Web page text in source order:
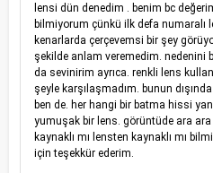
lensi dün denedim . benim bc
bilmiyorum çünkü ilk defa numaralı
kenarlarda çerçevemsi bir şey
şekilde anlam veremedim. nedenini
da sevinirim ayrıca. renkli lens
şeyle karşılaşmadım. bunun
ben de. her hangi bir batma hissi
yumuşak bir lens. görüntüde ara ara
kaynaklı mı lensten kaynaklı mı
için teşekkür ederim.